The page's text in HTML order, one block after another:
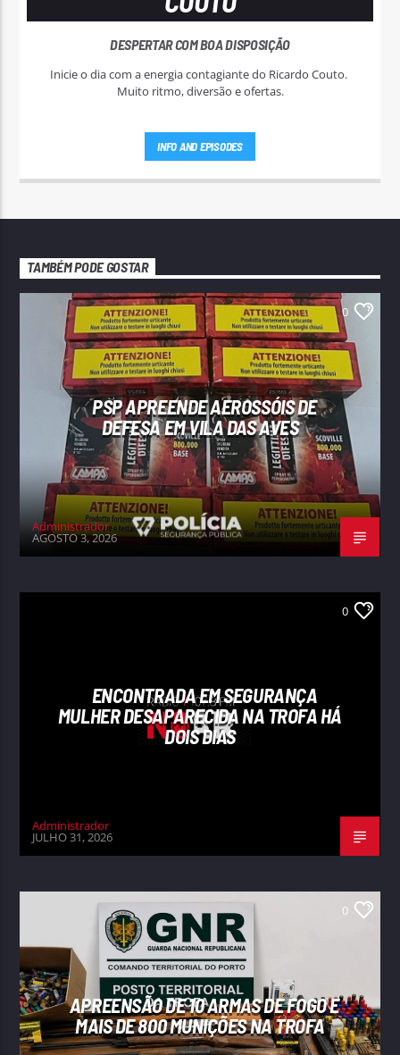
DESPERTAR COM BOA DISPOSIÇÃO
Inicie o dia com a energia contagiante do Ricardo Couto.
Muito ritmo, diversão e ofertas.
INFO AND EPISODES
TAMBÉM PODE GOSTAR
0
PSP APREENDE AEROSSÓIS DE
DEFESA EM VILA DAS AVES
Administrador
AGOSTO 3, 2026
0
ENCONTRADA EM SEGURANÇA
MULHER DESAPARECIDA NA TROFA HÁ
DOIS DIAS
Administrador
JULHO 31, 2026
0
APREENSÃO DE 10 ARMAS DE FOGO E
MAIS DE 800 MUNIÇÕES NA TROFA